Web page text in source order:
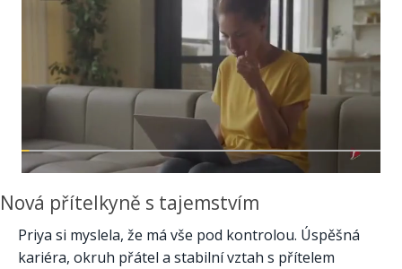
Nová přítelkyně s tajemstvím
Priya si myslela, že má vše pod kontrolou. Úspěšná
kariéra, okruh přátel a stabilní vztah s přítelem